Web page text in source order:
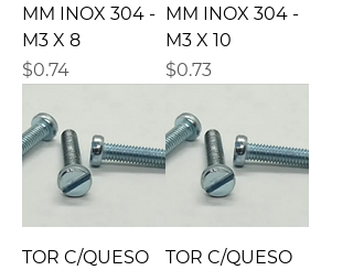
MM INOX 304 -
M3 X 8
Precio
$0.74
MM INOX 304 -
M3 X 10
Precio
$0.73
TOR C/QUESO
TOR C/QUESO